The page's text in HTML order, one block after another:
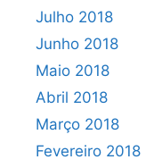
Julho 2018
Junho 2018
Maio 2018
Abril 2018
Março 2018
Fevereiro 2018